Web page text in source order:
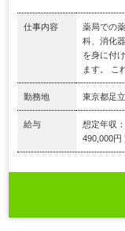
仕事内容
薬局での
科、消化
を身に付
ます。 こ
勤務地 東京都足
給与
想定年収
490,000円